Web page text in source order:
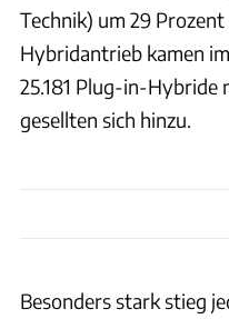
Technik) um 29
Hybridantrieb kamen
25.181 Plug-in-
gesellten sich hinzu.
Besonders stark stieg